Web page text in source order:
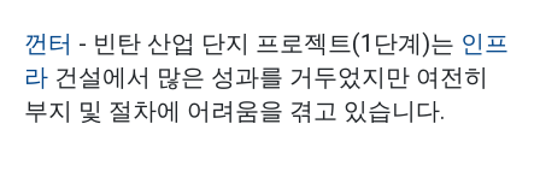
껀터 - 빈탄 산업 단지 프로젝트(1단계)는 인프
라 건설에서 많은 성과를 거두었지만 여전히
부지 및 절차에 어려움을 겪고 있습니다.